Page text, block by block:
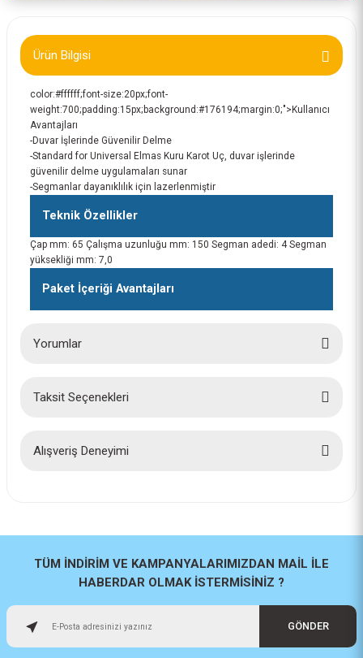
Ürün Bilgisi
color:#ffffff;font-size:20px;font-
weight:700;padding:15px;background:#176194;margin:0;">Kullanıcı
Avantajları
-Duvar İşlerinde Güvenilir Delme
-Standard for Universal Elmas Kuru Karot Uç, duvar işlerinde
güvenilir delme uygulamaları sunar
-Segmanlar dayanıklılık için lazerlenmiştir
Teknik Özellikler
Çap mm: 65 Çalışma uzunluğu mm: 150 Segman adedi: 4 Segman
yüksekliği mm: 7,0
Paket İçeriği Avantajları
Yorumlar
Taksit Seçenekleri
Alışveriş Deneyimi
orijinal
H... U... | 02/06/2026
TÜM İNDİRİM VE KAMPANYALARIMIZDAN MAİL İLE
HABERDAR OLMAK İSTERMİSİNİZ ?
GÖNDER